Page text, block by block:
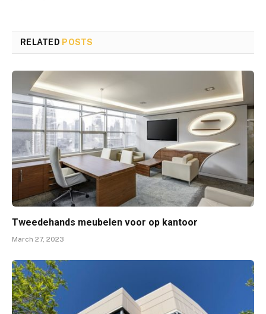
RELATED POSTS
Tweedehands meubelen voor op kantoor
March 27, 2023